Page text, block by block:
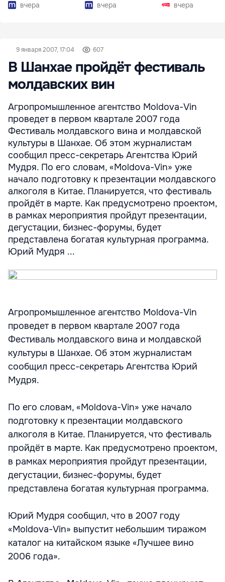
вчера
вчера
вчера
9 января 2007, 17:04 607
В Шанхае пройдёт фестиваль
молдавских вин
Агропромышленное агентство Moldova-Vin
проведет в первом квартале 2007 года
Фестиваль молдавского вина и молдавской
культуры в Шанхае. Об этом журналистам
сообщил пресс-секретарь Агентства Юрий
Мудря. По его словам, «Moldova-Vin» уже
начало подготовку к презентации молдавского
алкоголя в Китае. Планируется, что фестиваль
пройдёт в марте. Как предусмотрено проектом,
в рамках мероприятия пройдут презентации,
дегустации, бизнес-форумы, будет
представлена богатая культурная программа.
Юрий Мудря ...
Агропромышленное агентство Moldova-Vin
проведет в первом квартале 2007 года
Фестиваль молдавского вина и молдавской
культуры в Шанхае. Об этом журналистам
сообщил пресс-секретарь Агентства Юрий
Мудря.
По его словам, «Moldova-Vin» уже начало
подготовку к презентации молдавского
алкоголя в Китае. Планируется, что фестиваль
пройдёт в марте. Как предусмотрено проектом,
в рамках мероприятия пройдут презентации,
дегустации, бизнес-форумы, будет
представлена богатая культурная программа.
Юрий Мудря сообщил, что в 2007 году
«Moldova-Vin» выпустит небольшим тиражом
каталог на китайском языке «Лучшее вино
2006 года».